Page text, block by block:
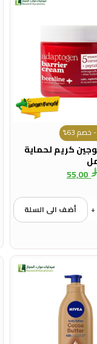
63%
كريم لحماية
55,00
+ أضف الى السلة